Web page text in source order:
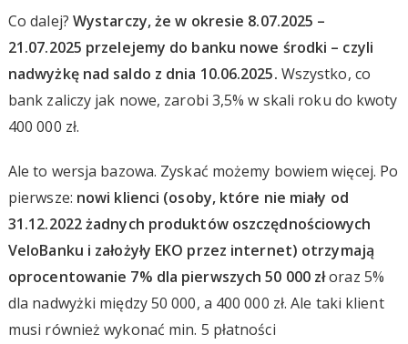
Co dalej? Wystarczy, że w okresie 8.07.2025 –
21.07.2025 przelejemy do banku nowe środki – czyli
nadwyżkę nad saldo z dnia 10.06.2025. Wszystko, co
bank zaliczy jak nowe, zarobi 3,5% w skali roku do kwoty
400 000 zł.
Ale to wersja bazowa. Zyskać możemy bowiem więcej. Po
pierwsze: nowi klienci (osoby, które nie miały od
31.12.2022 żadnych produktów oszczędnościowych
VeloBanku i założyły EKO przez internet) otrzymają
oprocentowanie 7% dla pierwszych 50 000 złoraz 5%
dla nadwyżki między 50 000, a 400 000 zł. Ale taki klient
musi również wykonać min. 5 płatności